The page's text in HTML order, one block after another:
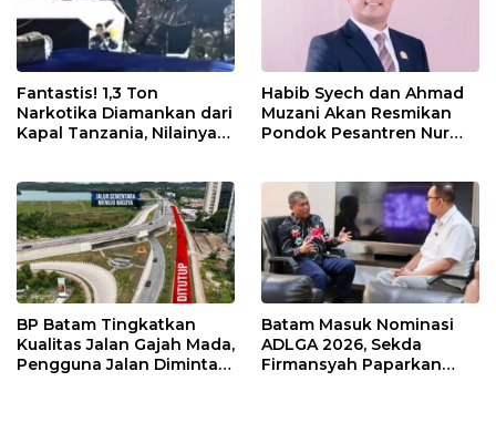
Fantastis! 1,3 Ton
Narkotika Diamankan dari
Kapal Tanzania, Nilainya
Habib Syech dan Ahmad
Muzani Akan Resmikan
Pondok Pesantren Nur
BP Batam Tingkatkan
Kualitas Jalan Gajah Mada,
Pengguna Jalan Diminta
Batam Masuk Nominasi
ADLGA 2026, Sekda
Firmansyah Paparkan